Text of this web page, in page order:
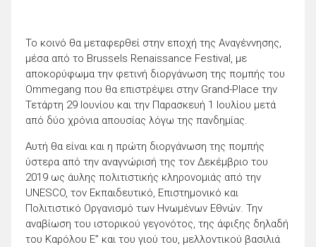
Το κοινό θα μεταφερθεί στην εποχή της Αναγέννησης,
μέσα από το Brussels Renaissance Festival, με
αποκορύφωμα την φετινή διοργάνωση της πομπής του
Ommegang που θα επιστρέψει στην Grand-Place την
Τετάρτη 29 Ιουνίου και την Παρασκευή 1 Ιουλίου μετά
από δύο χρόνια απουσίας λόγω της πανδημίας.
Αυτή θα είναι και η πρώτη διοργάνωση της πομπής
ύστερα από την αναγνώρισή της τον Δεκέμβριο του
2019 ως άυλης πολιτιστικής κληρονομιάς από την
UNESCO, τον Εκπαιδευτικό, Επιστημονικό και
Πολιτιστικό Οργανισμό των Ηνωμένων Εθνών. Την
αναβίωση του ιστορικού γεγονότος, της άφιξης δηλαδή
του Καρόλου Ε” και του γιού του, μελλοντικού βασιλιά